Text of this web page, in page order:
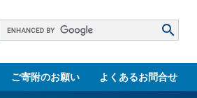
Google
ス
ご寄附のお願い よくあるお問合せ